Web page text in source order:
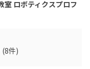
術やアイデアを競う
向上につながる貴重
い」そんなお子さま
す。ロボットを“遊
室 ロボティクスプロフ
(8件)